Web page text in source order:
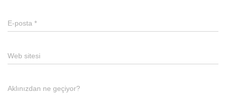
E-posta *
Web sitesi
Aklınızdan ne geçiyor?